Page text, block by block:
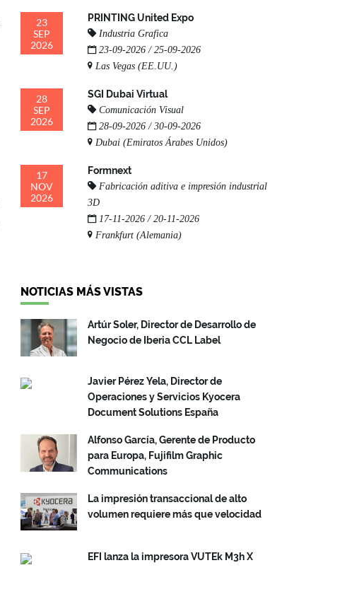
23
SEP
2026
PRINTING United Expo
Industria Grafica
23-09-2026 / 25-09-2026
Las Vegas (EE.UU.)
28
SEP
2026
SGI Dubai Virtual
Comunicación Visual
28-09-2026 / 30-09-2026
Dubai (Emiratos Árabes Unidos)
17
NOV
2026
Formnext
Fabricación aditiva e impresión industrial
3D
17-11-2026 / 20-11-2026
Frankfurt (Alemania)
NOTICIAS MÁS VISTAS
Artúr Soler, Director de Desarrollo de
Negocio de Iberia CCL Label
Javier Pérez Yela, Director de
Operaciones y Servicios Kyocera
Document Solutions España
Alfonso García, Gerente de Producto
para Europa, Fujifilm Graphic
Communications
La impresión transaccional de alto
volumen requiere más que velocidad
EFI lanza la impresora VUTEk M3h X